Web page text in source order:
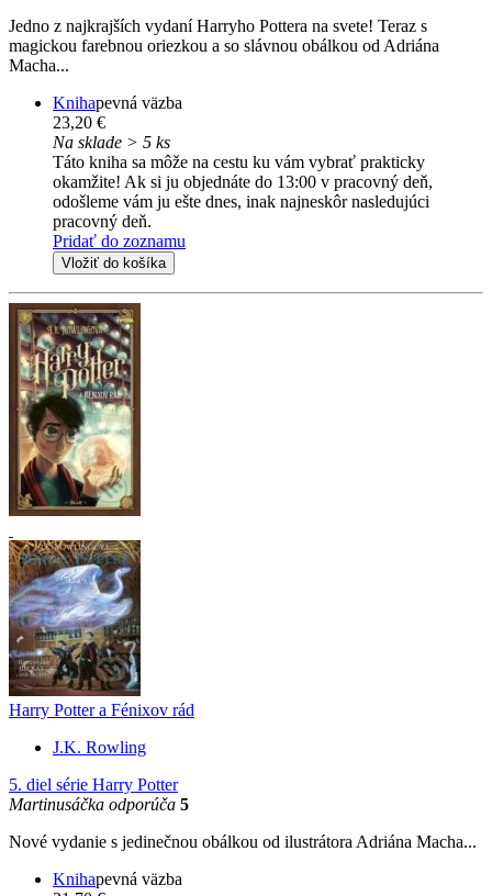
Jedno z najkrajších vydaní Harryho Pottera na svete! Teraz s
magickou farebnou oriezkou a so slávnou obálkou od Adriána
Macha...
Knihapevná väzba
23,20 €
Na sklade > 5 ks
Táto kniha sa môže na cestu ku vám vybrať prakticky
okamžite! Ak si ju objednáte do 13:00 v pracovný deň,
odošleme vám ju ešte dnes, inak najneskôr nasledujúci
pracovný deň.
Pridať do zoznamu
Vložiť do košíka
Harry Potter a Fénixov rád
J.K. Rowling
5. diel série Harry Potter
Martinusáčka odporúča 5
Nové vydanie s jedinečnou obálkou od ilustrátora Adriána Macha...
Knihapevná väzba